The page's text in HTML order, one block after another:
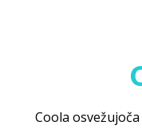
Coola